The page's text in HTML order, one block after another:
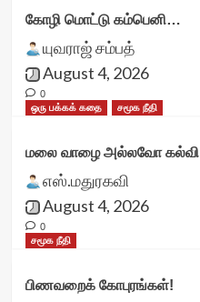
கோழி மொட்டு கம்பெனி…
யுவராஜ் சம்பத்
August 4, 2026
0
ஒரு பக்கக் கதை
சமூக நீதி
மலை வாழை அல்லவோ கல்வி
எஸ்.மதுரகவி
August 4, 2026
0
சமூக நீதி
பிணவறைக் கோபுரங்கள்!